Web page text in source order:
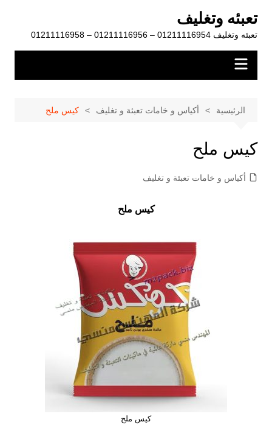
المحتوى
تعبئه وتغليف
تعبئه وتغليف 01211116954 – 01211116956 – 01211116958
الرئيسية أكياس و خامات تعبئة و تغليف كيس ملح
كيس ملح
أكياس و خامات تعبئة و تغليف
كيس ملح
كيس ملح